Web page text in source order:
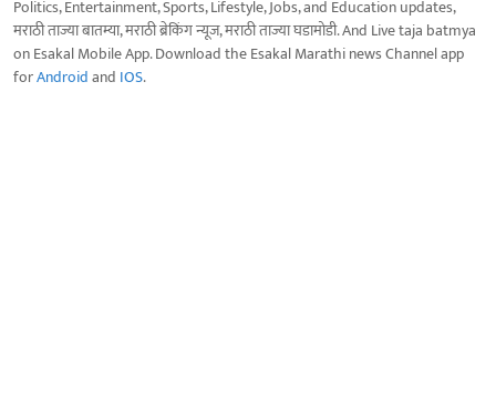
Politics, Entertainment, Sports, Lifestyle, Jobs, and Education updates,
मराठी ताज्या बातम्या, मराठी ब्रेकिंग न्यूज, मराठी ताज्या घडामोडी. And Live taja batmya
on Esakal Mobile App. Download the Esakal Marathi news Channel app
forAndroidand IOS.